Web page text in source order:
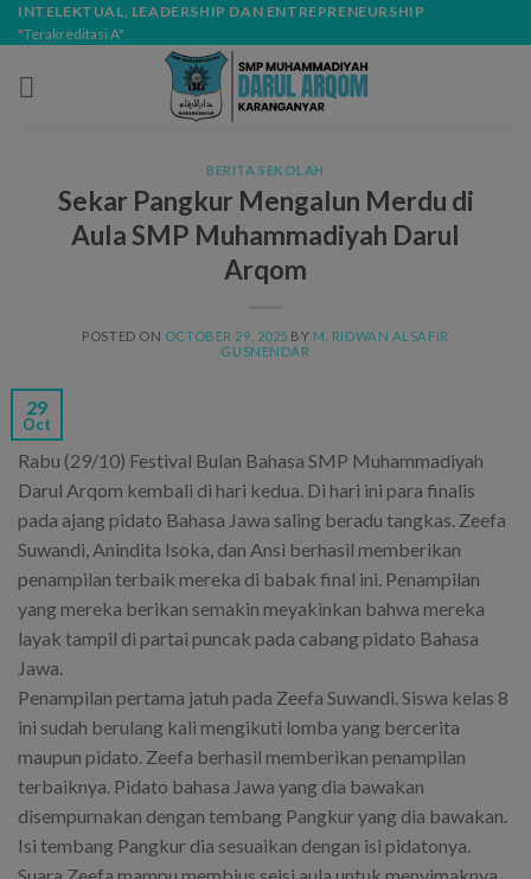
Skip
to
content
INTELEKTUAL, LEADERSHIP DAN ENTREPRENEURSHIP
"Terakreditasi A"
BERITA SEKOLAH
Sekar Pangkur Mengalun Merdu di
Aula SMP Muhammadiyah Darul
Arqom
POSTED ON OCTOBER 29, 2025 BY M. RIDWAN ALSAFIR
GUSNENDAR
29
Oct
Rabu (29/10) Festival Bulan Bahasa SMP Muhammadiyah
Darul Arqom kembali di hari kedua. Di hari ini para finalis
pada ajang pidato Bahasa Jawa saling beradu tangkas. Zeefa
Suwandi, Anindita Isoka, dan Ansi berhasil memberikan
penampilan terbaik mereka di babak final ini. Penampilan
yang mereka berikan semakin meyakinkan bahwa mereka
layak tampil di partai puncak pada cabang pidato Bahasa
Jawa.
Penampilan pertama jatuh pada Zeefa Suwandi. Siswa kelas 8
ini sudah berulang kali mengikuti lomba yang bercerita
maupun pidato. Zeefa berhasil memberikan penampilan
terbaiknya. Pidato bahasa Jawa yang dia bawakan
disempurnakan dengan tembang Pangkur yang dia bawakan.
Isi tembang Pangkur dia sesuaikan dengan isi pidatonya.
Suara Zeefa mampu membius seisi aula untuk menyimaknya
modal-check